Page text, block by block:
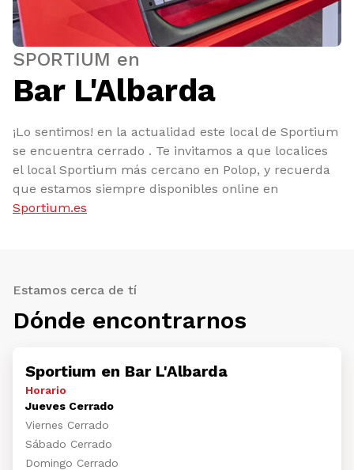
SPORTIUM en
Bar L'Albarda
¡Lo sentimos! en la actualidad este local de Sportium
se encuentra cerrado . Te invitamos a que localices
el local Sportium más cercano en Polop, y recuerda
que estamos siempre disponibles online en
Sportium.es
Estamos cerca de tí
Dónde encontrarnos
Sportium en Bar L'Albarda
Horario
Jueves Cerrado
Viernes Cerrado
Sábado Cerrado
Domingo Cerrado